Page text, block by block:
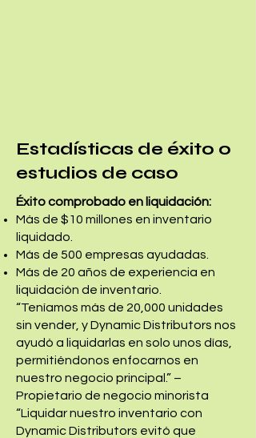
Estadísticas de éxito o
estudios de caso
Éxito comprobado en liquidación:
Más de $10 millones en inventario
liquidado.
Más de 500 empresas ayudadas.
Más de 20 años de experiencia en
liquidación de inventario.
“Teníamos más de 20,000 unidades
sin vender, y Dynamic Distributors nos
ayudó a liquidarlas en solo unos días,
permitiéndonos enfocarnos en
nuestro negocio principal.” –
Propietario de negocio minorista
“Liquidar nuestro inventario con
Dynamic Distributors evitó que